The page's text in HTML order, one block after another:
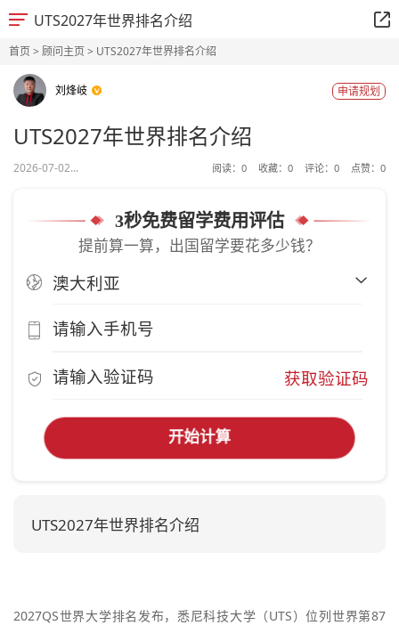
UTS2027年世界排名介绍
首页> 顾问主页> UTS2027年世界排名介绍
刘烽岐 申请规划
UTS2027年世界排名介绍
2026-07-02... 阅读： 0 收藏： 0 评论： 0 点赞： 0
3秒免费留学费用评估
提前算一算，出国留学要花多少钱？
获取验证码
开始计算
UTS2027年世界排名介绍
2027QS世界大学排名发布，悉尼科技大学（UTS）位列世界第87